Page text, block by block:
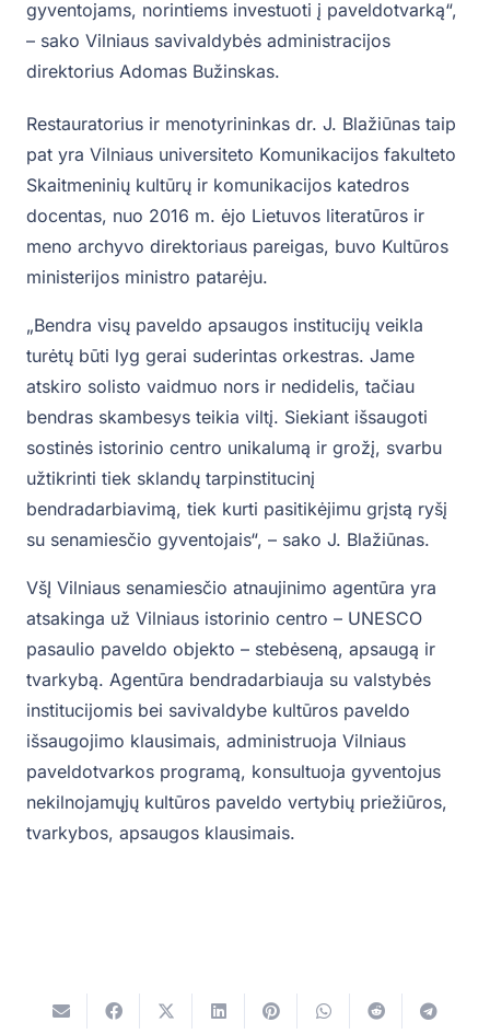
gyventojams, norintiems investuoti į paveldotvarką“,
– sako Vilniaus savivaldybės administracijos
direktorius Adomas Bužinskas.
Restauratorius ir menotyrininkas dr. J. Blažiūnas taip
pat yra Vilniaus universiteto Komunikacijos fakulteto
Skaitmeninių kultūrų ir komunikacijos katedros
docentas, nuo 2016 m. ėjo Lietuvos literatūros ir
meno archyvo direktoriaus pareigas, buvo Kultūros
ministerijos ministro patarėju.
„Bendra visų paveldo apsaugos institucijų veikla
turėtų būti lyg gerai suderintas orkestras. Jame
atskiro solisto vaidmuo nors ir nedidelis, tačiau
bendras skambesys teikia viltį. Siekiant išsaugoti
sostinės istorinio centro unikalumą ir grožį, svarbu
užtikrinti tiek sklandų tarpinstitucinį
bendradarbiavimą, tiek kurti pasitikėjimu grįstą ryšį
su senamiesčio gyventojais“, – sako J. Blažiūnas.
VšĮ Vilniaus senamiesčio atnaujinimo agentūra yra
atsakinga už Vilniaus istorinio centro – UNESCO
pasaulio paveldo objekto – stebėseną, apsaugą ir
tvarkybą. Agentūra bendradarbiauja su valstybės
institucijomis bei savivaldybe kultūros paveldo
išsaugojimo klausimais, administruoja Vilniaus
paveldotvarkos programą, konsultuoja gyventojus
nekilnojamųjų kultūros paveldo vertybių priežiūros,
tvarkybos, apsaugos klausimais.